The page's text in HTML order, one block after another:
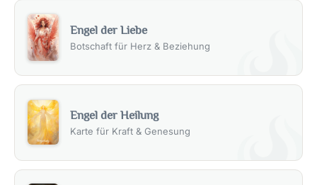
Engel der Liebe
Botschaft für Herz & Beziehung
Engel der Heilung
Karte für Kraft & Genesung